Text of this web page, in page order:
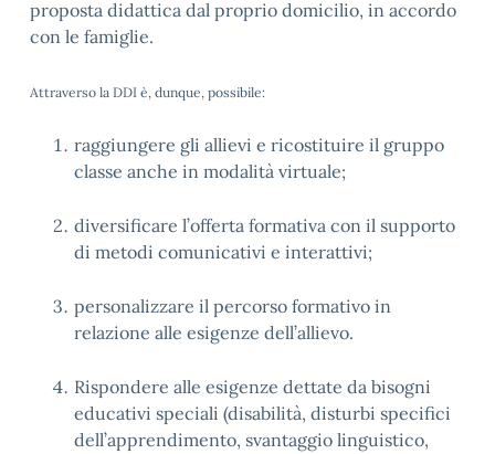
proposta didattica dal proprio domicilio, in accordo
con le famiglie.
Attraverso la DDI è, dunque, possibile:
raggiungere gli allievi e ricostituire il gruppo
classe anche in modalità virtuale;
diversificare l’offerta formativa con il supporto
di metodi comunicativi e interattivi;
personalizzare il percorso formativo in
relazione alle esigenze dell’allievo.
Rispondere alle esigenze dettate da bisogni
educativi speciali (disabilità, disturbi specifici
dell’apprendimento, svantaggio linguistico,